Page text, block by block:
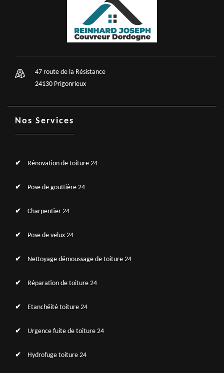
47 route de la Résistance
24130 Prigonrieux
Nos Services
Rénovation de toiture 24
Pose de gouttière 24
Charpentier 24
Pose de velux 24
Nettoyage démoussage de toiture 24
Réparation de toiture 24
Etanchéité toiture 24
Urgence fuite de toiture 24
Hydrofuge toiture 24